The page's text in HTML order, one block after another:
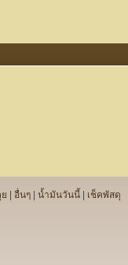
|อื่นๆ |น้ำมันวันนี้ เช็คพัสดุ